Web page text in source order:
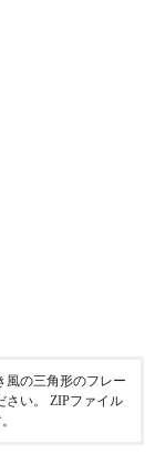
風の三角形のフレー
さい。 ZIPファイル